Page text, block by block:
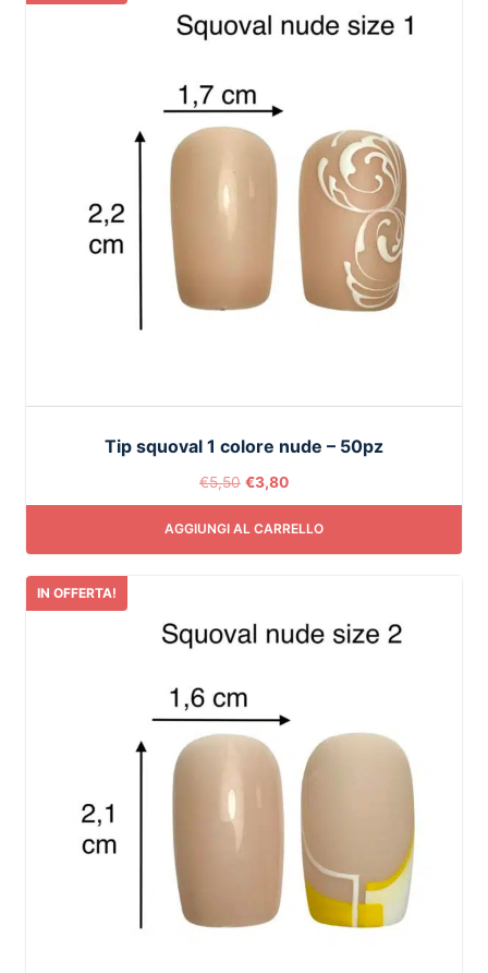
Tip squoval 1 colore nude – 50pz
€5,50 €3,80
AGGIUNGI AL CARRELLO
IN OFFERTA!